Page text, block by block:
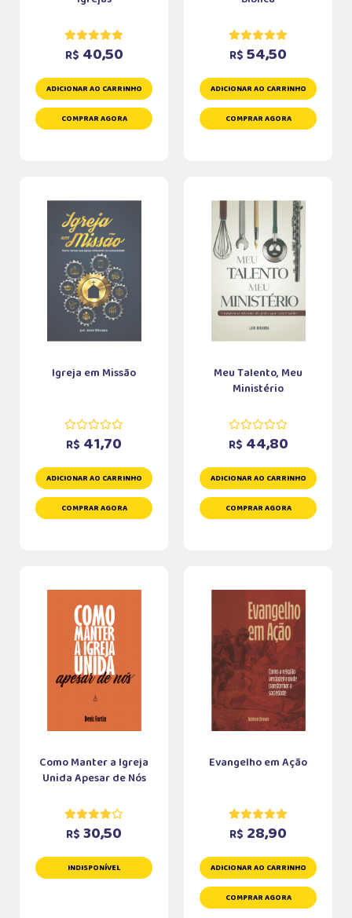
R$ 40,50
ADICIONAR AO CARRINHO
COMPRAR AGORA
R$ 54,50
ADICIONAR AO CARRINHO
COMPRAR AGORA
Igreja em Missão
R$ 41,70
ADICIONAR AO CARRINHO
COMPRAR AGORA
Meu Talento, Meu
Ministério
R$ 44,80
ADICIONAR AO CARRINHO
COMPRAR AGORA
Como Manter a Igreja
Unida Apesar de Nós
R$ 30,50
INDISPONÍVEL
Evangelho em Ação
R$ 28,90
ADICIONAR AO CARRINHO
COMPRAR AGORA